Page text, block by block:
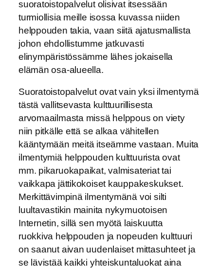
suoratoistopalvelut olisivat itsessään
turmiollisia meille isossa kuvassa niiden
helppouden takia, vaan siitä ajatusmallista
johon ehdollistumme jatkuvasti
elinympäristössämme lähes jokaisella
elämän osa-alueella.
Suoratoistopalvelut ovat vain yksi ilmentymä
tästä vallitsevasta kulttuurillisesta
arvomaailmasta missä helppous on viety
niin pitkälle että se alkaa vähitellen
kääntymään meitä itseämme vastaan. Muita
ilmentymiä helppouden kulttuurista ovat
mm. pikaruokapaikat, valmisateriat tai
vaikkapa jättikokoiset kauppakeskukset.
Merkittävimpinä ilmentymänä voi silti
luultavastikin mainita nykymuotoisen
Internetin, sillä sen myötä laiskuutta
ruokkiva helppouden ja nopeuden kulttuuri
on saanut aivan uudenlaiset mittasuhteet ja
se lävistää kaikki yhteiskuntaluokat aina